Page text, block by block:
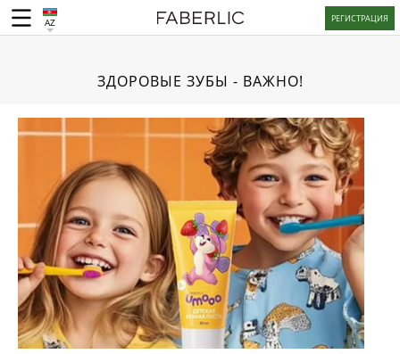
AZ РЕГИСТРАЦИЯ
ЗДОРОВЫЕ ЗУБЫ - ВАЖНО!